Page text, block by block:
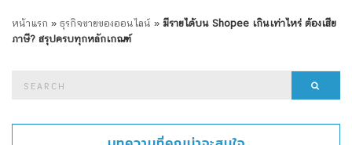
หน้าแรก » ธุรกิจขายของออนไลน์ » มีรายได้บน Shopee เกินเท่าไหร่ ต้องเสีย
ภาษี? สรุปครบทุกหลักเกณฑ์